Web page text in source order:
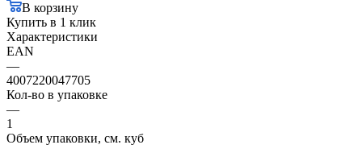
В корзину
Купить в 1 клик
Характеристики
EAN
—
4007220047705
Кол-во в упаковке
—
1
Объем упаковки, см. куб